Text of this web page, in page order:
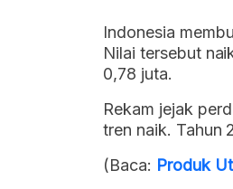
Indonesia
Nilai tersebut
0,78 juta.
Rekam jejak
tren naik. Tahun
(Baca: Produk